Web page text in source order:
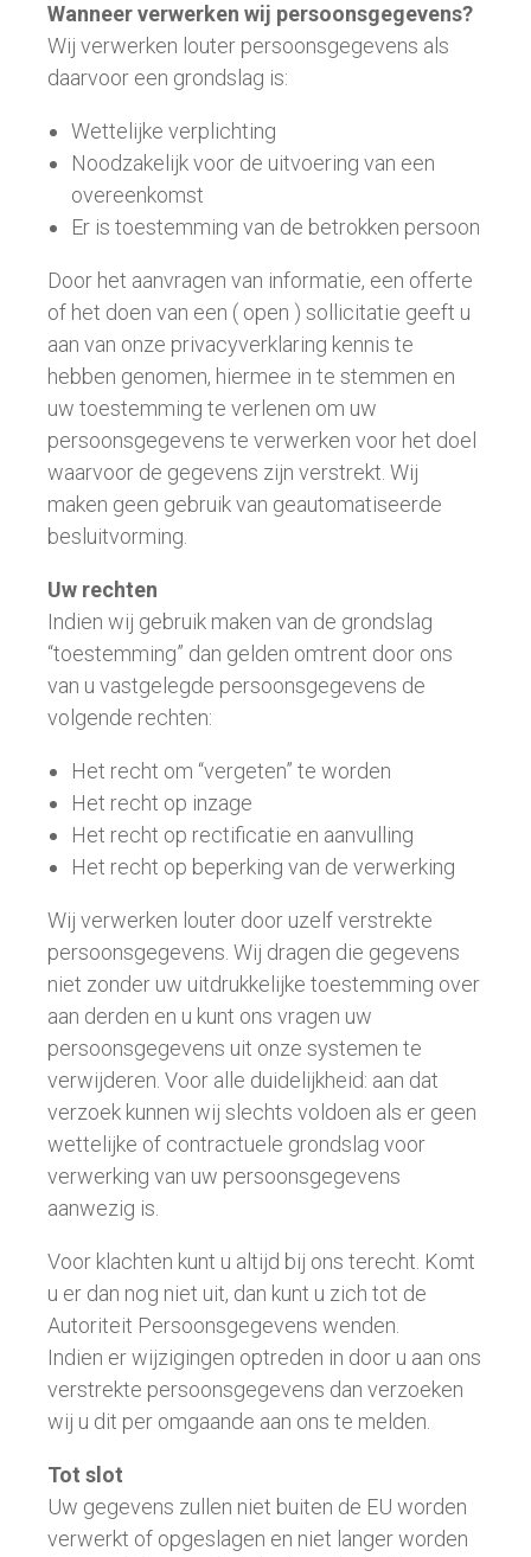
Wanneer verwerken wij persoonsgegevens?
Wij verwerken louter persoonsgegevens als
daarvoor een grondslag is:
Wettelijke verplichting
Noodzakelijk voor de uitvoering van een
overeenkomst
Er is toestemming van de betrokken persoon
Door het aanvragen van informatie, een offerte
of het doen van een ( open ) sollicitatie geeft u
aan van onze privacyverklaring kennis te
hebben genomen, hiermee in te stemmen en
uw toestemming te verlenen om uw
persoonsgegevens te verwerken voor het doel
waarvoor de gegevens zijn verstrekt. Wij
maken geen gebruik van geautomatiseerde
besluitvorming.
Uw rechten
Indien wij gebruik maken van de grondslag
“toestemming” dan gelden omtrent door ons
van u vastgelegde persoonsgegevens de
volgende rechten:
Het recht om “vergeten” te worden
Het recht op inzage
Het recht op rectificatie en aanvulling
Het recht op beperking van de verwerking
Wij verwerken louter door uzelf verstrekte
persoonsgegevens. Wij dragen die gegevens
niet zonder uw uitdrukkelijke toestemming over
aan derden en u kunt ons vragen uw
persoonsgegevens uit onze systemen te
verwijderen. Voor alle duidelijkheid: aan dat
verzoek kunnen wij slechts voldoen als er geen
wettelijke of contractuele grondslag voor
verwerking van uw persoonsgegevens
aanwezig is.
Voor klachten kunt u altijd bij ons terecht. Komt
u er dan nog niet uit, dan kunt u zich tot de
Autoriteit Persoonsgegevens wenden.
Indien er wijzigingen optreden in door u aan ons
verstrekte persoonsgegevens dan verzoeken
wij u dit per omgaande aan ons te melden.
Tot slot
Uw gegevens zullen niet buiten de EU worden
verwerkt of opgeslagen en niet langer worden